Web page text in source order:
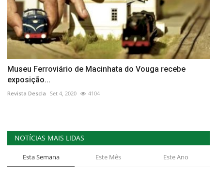
Museu Ferroviário de Macinhata do Vouga recebe
exposição...
Revista Descla Set 4, 2020 4104
NOTÍCIAS MAIS LIDAS
Esta Semana Este Mês Este Ano